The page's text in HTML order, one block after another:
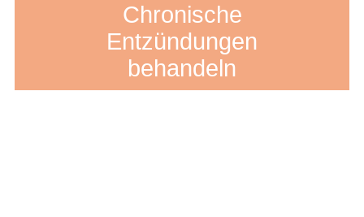
Chronische
Entzündungen
behandeln